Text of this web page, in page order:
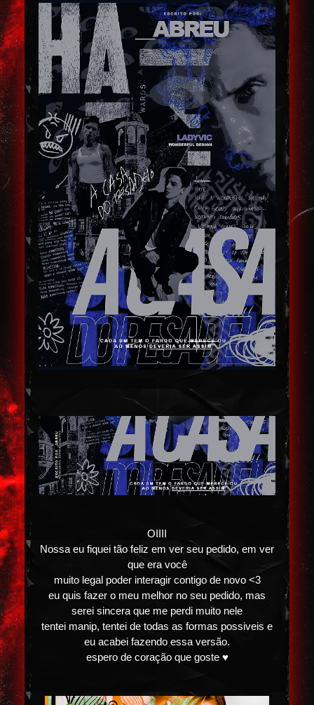
OIIII
Nossa eu fiquei tão feliz em ver seu pedido, em ver
que era você
muito legal poder interagir contigo de novo <3
eu quis fazer o meu melhor no seu pedido, mas
serei sincera que me perdi muito nele
tentei manip, tentei de todas as formas possiveis e
eu acabei fazendo essa versão.
espero de coração que goste ♥